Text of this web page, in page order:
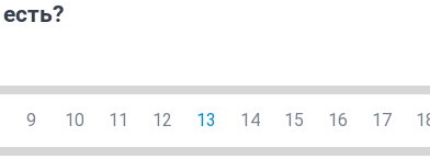
9 10 11 12 13 14 15 16 17